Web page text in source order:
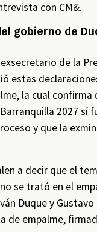
con CM&.
gobierno de
de la
estas
la cual confirma
2027 sí
y que la
a decir que el
se trató en el
Duque y
de empalme,